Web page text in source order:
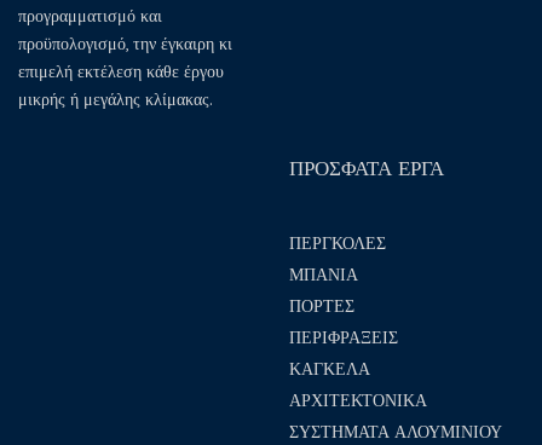
προγραμματισμό και
προϋπολογισμό, την έγκαιρη κι
επιμελή εκτέλεση κάθε έργου
μικρής ή μεγάλης κλίμακας.
ΠΡΟΣΦΑΤΑ ΕΡΓΑ
ΠΕΡΓΚΟΛΕΣ
ΜΠΑΝΙΑ
ΠΟΡΤΕΣ
ΠΕΡΙΦΡΑΞΕΙΣ
ΚΑΓΚΕΛΑ
ΑΡΧΙΤΕΚΤΟΝΙΚΑ
ΣΥΣΤΗΜΑΤΑ ΑΛΟΥΜΙΝΙΟΥ